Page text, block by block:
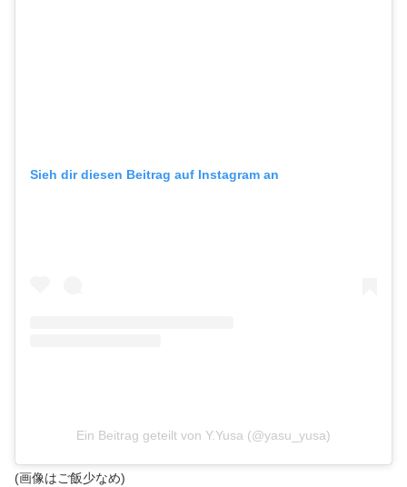
Sieh dir diesen Beitrag auf Instagram an
Ein Beitrag geteilt von Y.Yusa (@yasu_yusa)
(画像はご飯少なめ)